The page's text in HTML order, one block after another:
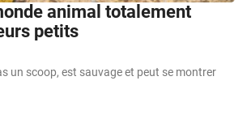
animal totalement
petits
un scoop, est sauvage et peut se montrer